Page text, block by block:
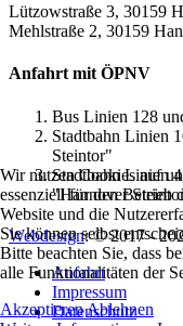
Lützowstraße 3, 30159
Mehlstraße 2, 30159
Anfahrt mit ÖPNV
Bus Linien 128
Stadtbahn Linien
Steintor"
Stadtbahn Linien
"Hannover
Webdesign: © 2017 -
Anfahrt
Impressum
Datenschutz
Wir nutzen Cookies auf
essenziell für den Betrieb
Website und die
Sie können selbst
Bitte beachten Sie, dass
alle Funktionalitäten der
AkzeptierenAblehnen